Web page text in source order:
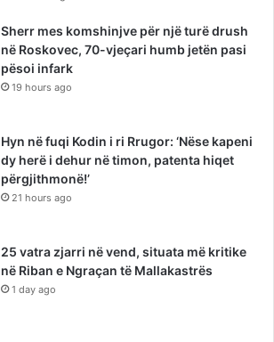
Sherr mes komshinjve për një turë drush
në Roskovec, 70-vjeçari humb jetën pasi
pësoi infark
19 hours ago
Hyn në fuqi Kodin i ri Rrugor: ‘Nëse kapeni
dy herë i dehur në timon, patenta hiqet
përgjithmonë!’
21 hours ago
25 vatra zjarri në vend, situata më kritike
në Riban e Ngraçan të Mallakastrës
1 day ago